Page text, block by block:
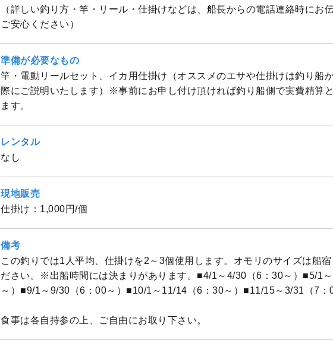
（詳しい釣り方・竿・リール・仕掛けなどは、船長からの電話連絡時にお
ご安心ください）
準備が必要なもの
竿・電動リールセット、イカ用仕掛け（オススメのエサや仕掛けは釣り船
際にご説明いたします）※事前にお申し付け頂ければ釣り船側で実費精算
ます。
レンタル
なし
現地販売
仕掛け：1,000円/個
備考
この釣りでは1人平均、仕掛けを2～3個使用します。オモリのサイズは船宿
ださい。※出船時間には決まりがあります。■4/1～4/30（6：30～）■5/1
～）■9/1～9/30（6：00～）■10/1～11/14（6：30～）■11/15～3/31（7：
食事は各自持参の上、ご自由にお取り下さい。